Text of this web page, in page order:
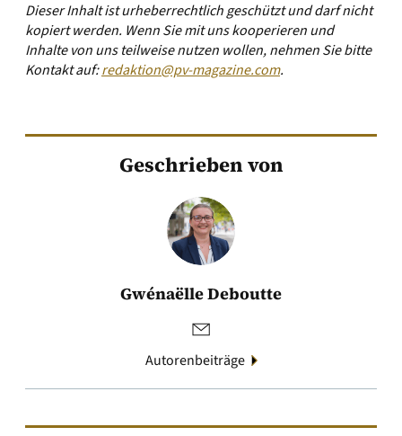
Dieser Inhalt ist urheberrechtlich geschützt und darf nicht
kopiert werden. Wenn Sie mit uns kooperieren und
Inhalte von uns teilweise nutzen wollen, nehmen Sie bitte
Kontakt auf:redaktion@pv-magazine.com.
Geschrieben von
Gwénaëlle Deboutte
Autorenbeiträge